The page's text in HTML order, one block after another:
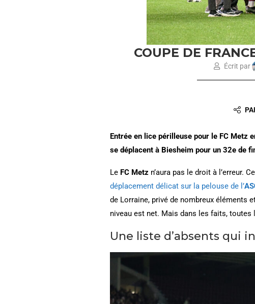
COUPE DE
Écrit par
Entrée en lice périlleuse pour le FC Metz
se déplacent à Biesheim pour un 32e de
Le FC Metz n’aura pas le droit à l’erreur.
déplacement délicat sur la pelouse de l’
de Lorraine, privé de nombreux éléments
niveau est net. Mais dans les faits, toutes
Une liste d’absents qui